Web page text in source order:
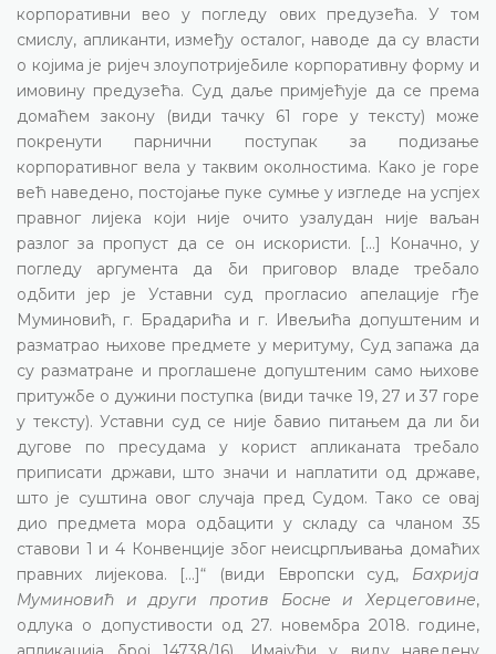
корпоративни вео у погледу ових предузећа. У том
смислу, апликанти, између осталог, наводе да су власти
о којима је ријеч злоупотријебиле корпоративну форму и
имовину предузећа. Суд даље примјећује да се према
домаћем закону (види тачку 61 горе у тексту) може
покренути парнични поступак за подизање
корпоративног вела у таквим околностима. Како је горе
већ наведено, постојање пуке сумње у изгледе на успјех
правног лијека који није очито узалудан није ваљан
разлог за пропуст да се он искористи. [...] Коначно, у
погледу аргумента да би приговор владе требало
одбити јер је Уставни суд прогласио апелације гђе
Муминовић, г. Брадарића и г. Ивељића допуштеним и
разматрао њихове предмете у меритуму, Суд запажа да
су разматране и проглашене допуштеним само њихове
притужбе о дужини поступка (види тачке 19, 27 и 37 горе
у тексту). Уставни суд се није бавио питањем да ли би
дугове по пресудама у корист апликаната требало
приписати држави, што значи и наплатити од државе,
што је суштина овог случаја пред Судом. Тако се овај
дио предмета мора одбацити у складу са чланом 35
ставови 1 и 4 Конвенције због неисцрпљивања домаћих
правних лијекова. [...]“ (види Европски суд, Бахрија
Муминовић и други против Босне и Херцеговине,
одлука о допустивости од 27. новембра 2018. године,